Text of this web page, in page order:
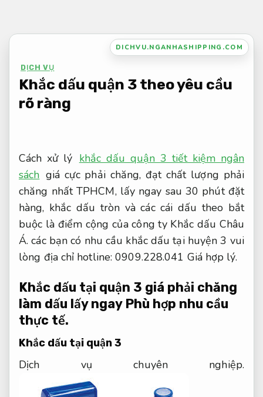
nội
DICHVU.NGANHASHIPPING.COM
DỊCH VỤ
Khắc dấu quận 3 theo yêu cầu
rõ ràng
Cách xử lý khắc dấu quận 3 tiết kiệm ngân
sách giá cực phải chăng, đạt chất lượng phải
chăng nhất TPHCM, lấy ngay sau 30 phút đặt
hàng, khắc dấu tròn và các cái dấu theo bắt
buộc là điểm cộng của công ty Khắc dấu Châu
Á. các bạn có nhu cầu khắc dấu tại huyện 3 vui
lòng địa chỉ hotline: 0909.228.041 Giá hợp lý.
Khắc dấu tại quận 3 giá phải chăng
làm dấu lấy ngay Phù hợp nhu cầu
thực tế.
Khắc dấu tại quận 3
Dịch vụ chuyên nghiệp.